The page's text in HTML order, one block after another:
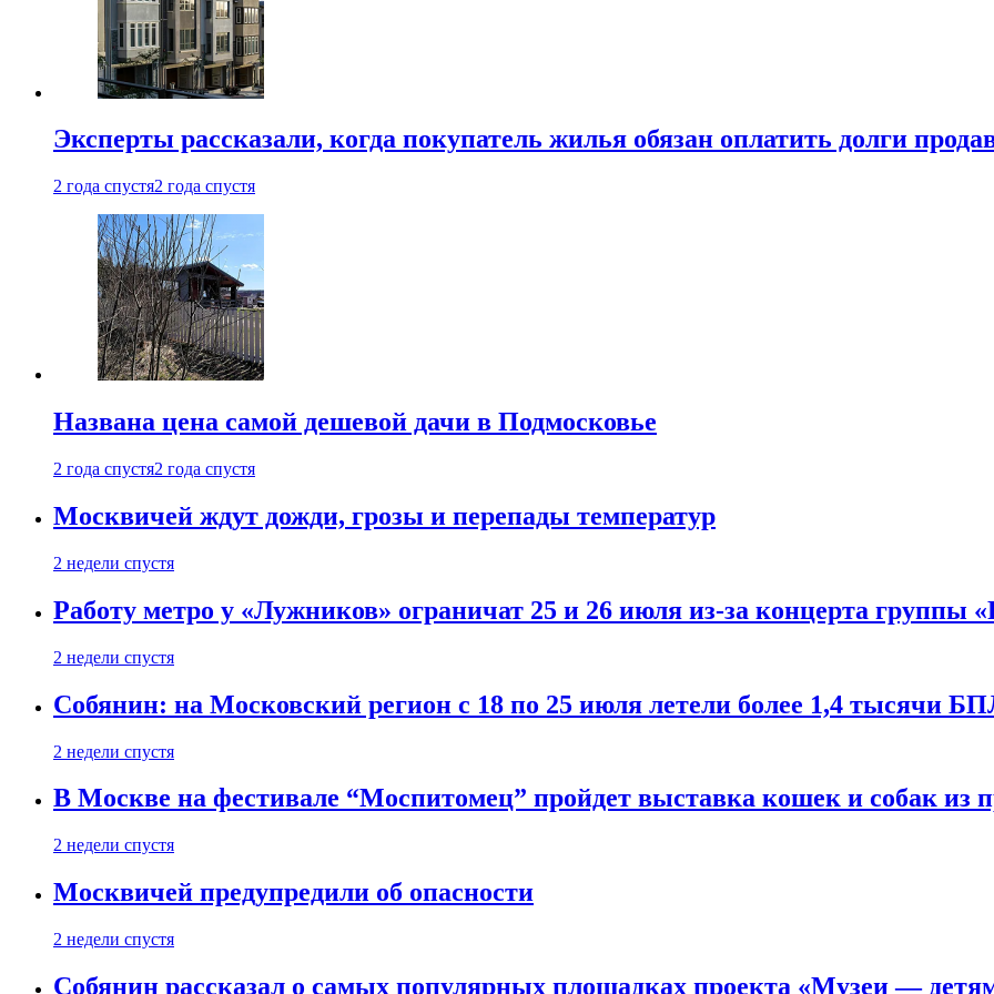
Эксперты рассказали, когда покупатель жилья обязан оплатить долги
2 года спустя2 года спустя
Названа цена самой дешевой дачи в Подмосковье
2 года спустя2 года спустя
Москвичей ждут дожди, грозы и перепады температур
2 недели спустя
Работу метро у «Лужников» ограничат 25 и 26 июля из-за концерта группы
2 недели спустя
Собянин: на Московский регион с 18 по 25 июля летели более 1,4 тысячи
2 недели спустя
В Москве на фестивале “Моспитомец” пройдет выставка кошек и собак из
2 недели спустя
Москвичей предупредили об опасности
2 недели спустя
Собянин рассказал о самых популярных площадках проекта «Музеи —